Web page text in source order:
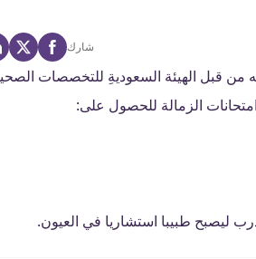
شارك
قبل الهيئة السعوديةِ للتخصصات
ليصبح طبيبا استشاريا في العيون.